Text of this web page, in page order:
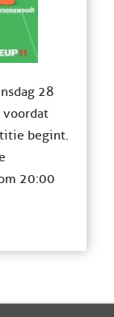
28
voordat
begint.
20:00